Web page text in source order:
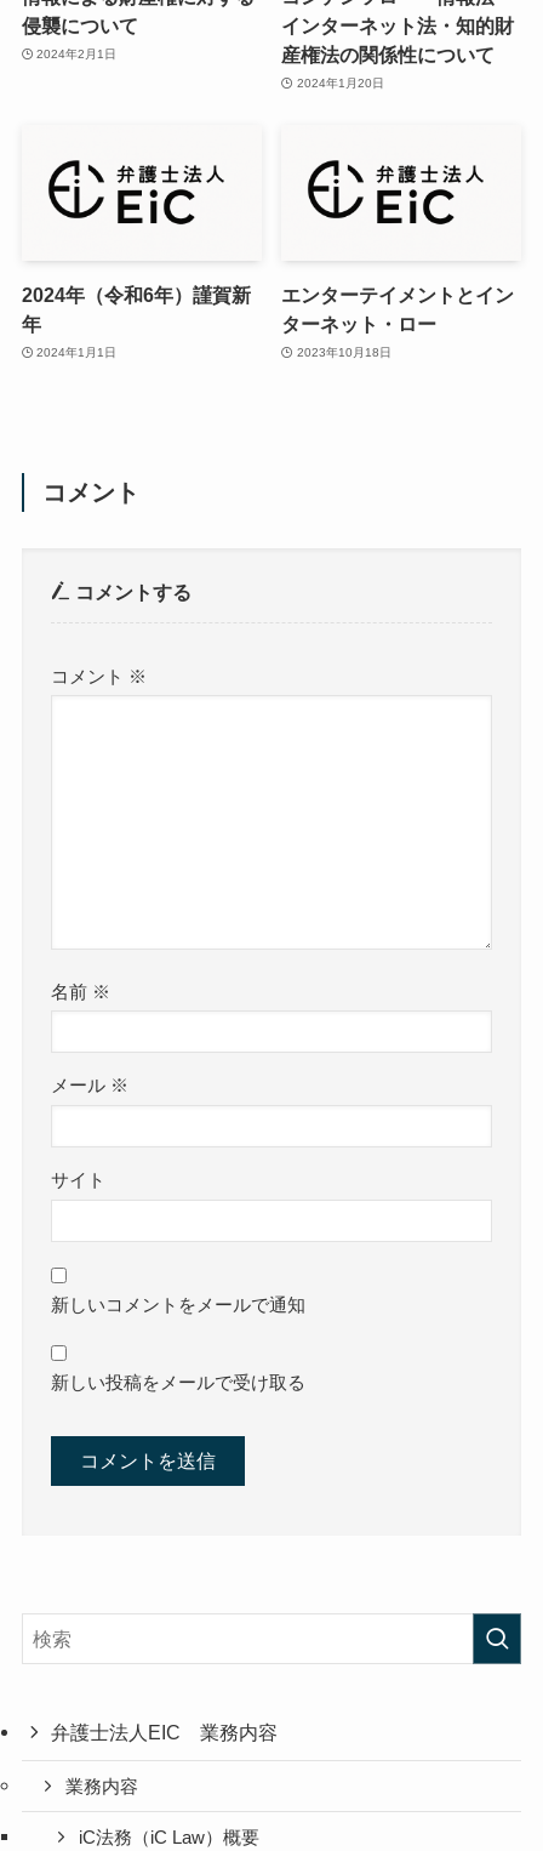
侵襲について
2024年2月1日
インターネット法・知的財
産権法の関係性について
2024年1月20日
2024年（令和6年）謹賀新
年
2024年1月1日
エンターテイメントとイン
ターネット・ロー
2023年10月18日
コメント
コメントする
コメント ※
名前 ※
メール ※
サイト
新しいコメントをメールで通知
新しい投稿をメールで受け取る
弁護士法人EIC 業務内容
業務内容
iC法務（iC Law）概要